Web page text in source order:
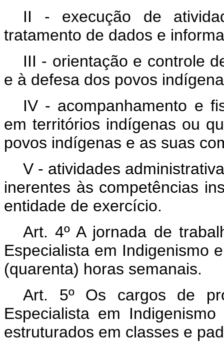
II - execução de
tratamento de dados e
III - orientação e controle
e à defesa dos povos
IV - acompanhamento e
em territórios indígenas ou
povos indígenas e as suas
V - atividades
inerentes às competências
entidade de exercício.
Art. 4º A jornada de
Especialista em Indigenismo
(quarenta) horas semanais.
Art. 5º Os cargos de
Especialista em
estruturados em classes e